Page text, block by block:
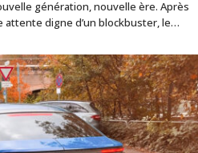
génération, nouvelle ère. Après
digne d’un blockbuster, le…